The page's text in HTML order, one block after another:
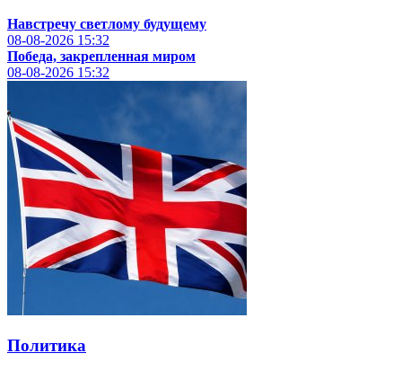
Навстречу светлому будущему
08-08-2026 15:32
Победа, закрепленная миром
08-08-2026 15:32
Политика